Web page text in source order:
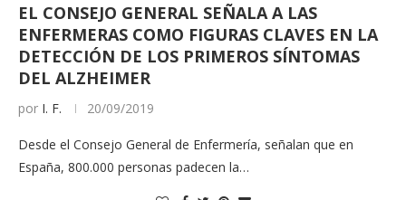
EL CONSEJO GENERAL SEÑALA A LAS
ENFERMERAS COMO FIGURAS CLAVES EN LA
DETECCIÓN DE LOS PRIMEROS SÍNTOMAS
DEL ALZHEIMER
por I. F. 20/09/2019
Desde el Consejo General de Enfermería, señalan que en
España, 800.000 personas padecen la…